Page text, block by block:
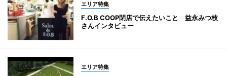
エリア特集
F.O.B COOP閉店で伝えたいこと 益永みつ枝
さんインタビュー
エリア特集